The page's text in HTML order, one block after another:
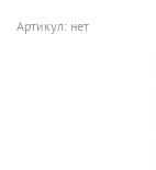
Артикул: нет